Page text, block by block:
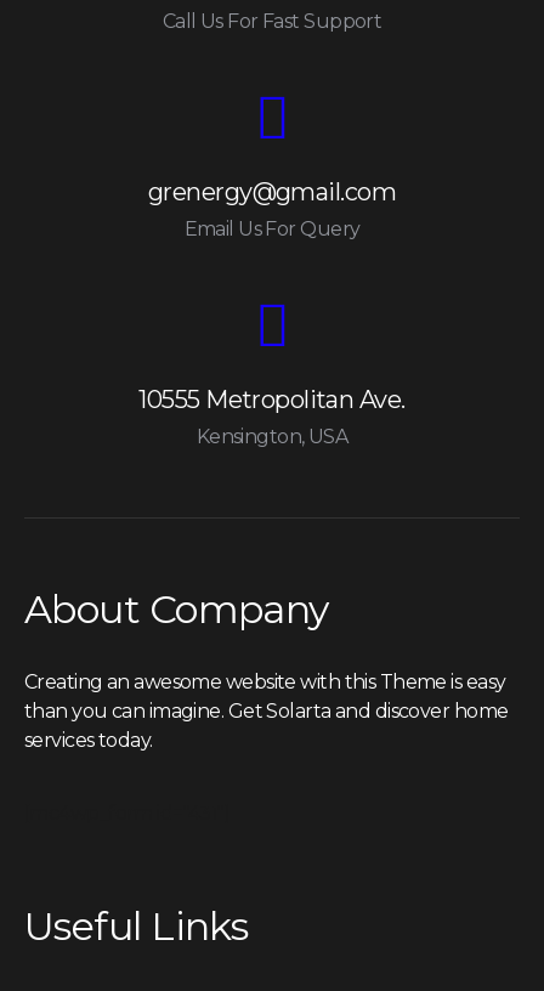
Call Us For Fast Support
grenergy@gmail.com
Email Us For Query
10555 Metropolitan Ave.
Kensington, USA
About Company
Creating an awesome website with this Theme is easy
than you can imagine. Get Solarta and discover home
services today.
Useful Links